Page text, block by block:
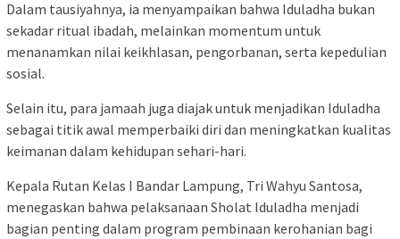
Dalam tausiyahnya, ia menyampaikan bahwa Iduladha bukan
sekadar ritual ibadah, melainkan momentum untuk
menanamkan nilai keikhlasan, pengorbanan, serta kepedulian
sosial.
Selain itu, para jamaah juga diajak untuk menjadikan Iduladha
sebagai titik awal memperbaiki diri dan meningkatkan kualitas
keimanan dalam kehidupan sehari-hari.
Kepala Rutan Kelas I Bandar Lampung, Tri Wahyu Santosa,
menegaskan bahwa pelaksanaan Sholat Iduladha menjadi
bagian penting dalam program pembinaan kerohanian bagi